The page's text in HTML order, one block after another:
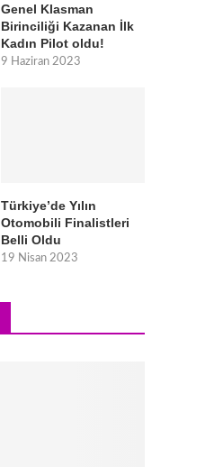
Genel Klasman
Birinciliği Kazanan İlk
Kadın Pilot oldu!
9 Haziran 2023
Türkiye’de Yılın
Otomobili Finalistleri
Belli Oldu
19 Nisan 2023